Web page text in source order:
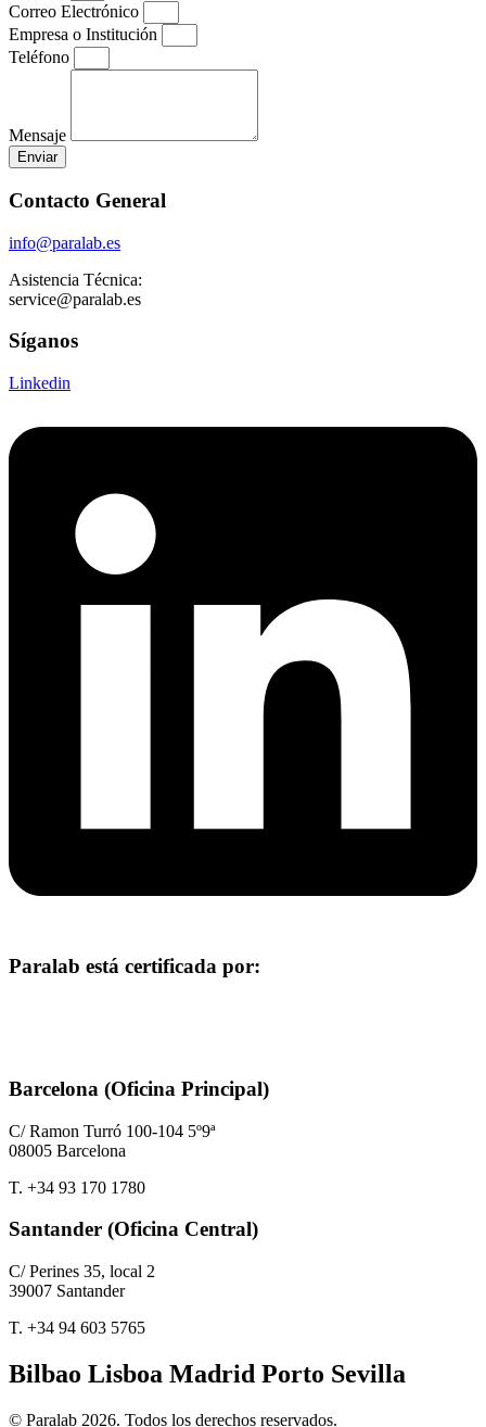
Correo Electrónico
Empresa o Institución
Teléfono
Mensaje
Enviar
Contacto General
info@paralab.es
Asistencia Técnica:
service@paralab.es
Síganos
Linkedin
Paralab está certificada por:
Barcelona (Oficina Principal)
C/ Ramon Turró 100-104 5º9ª
08005 Barcelona
T. +34 93 170 1780
Santander (Oficina Central)
C/ Perines 35, local 2
39007 Santander
T. +34 94 603 5765
Bilbao Lisboa Madrid Porto Sevilla
© Paralab 2026. Todos los derechos reservados.